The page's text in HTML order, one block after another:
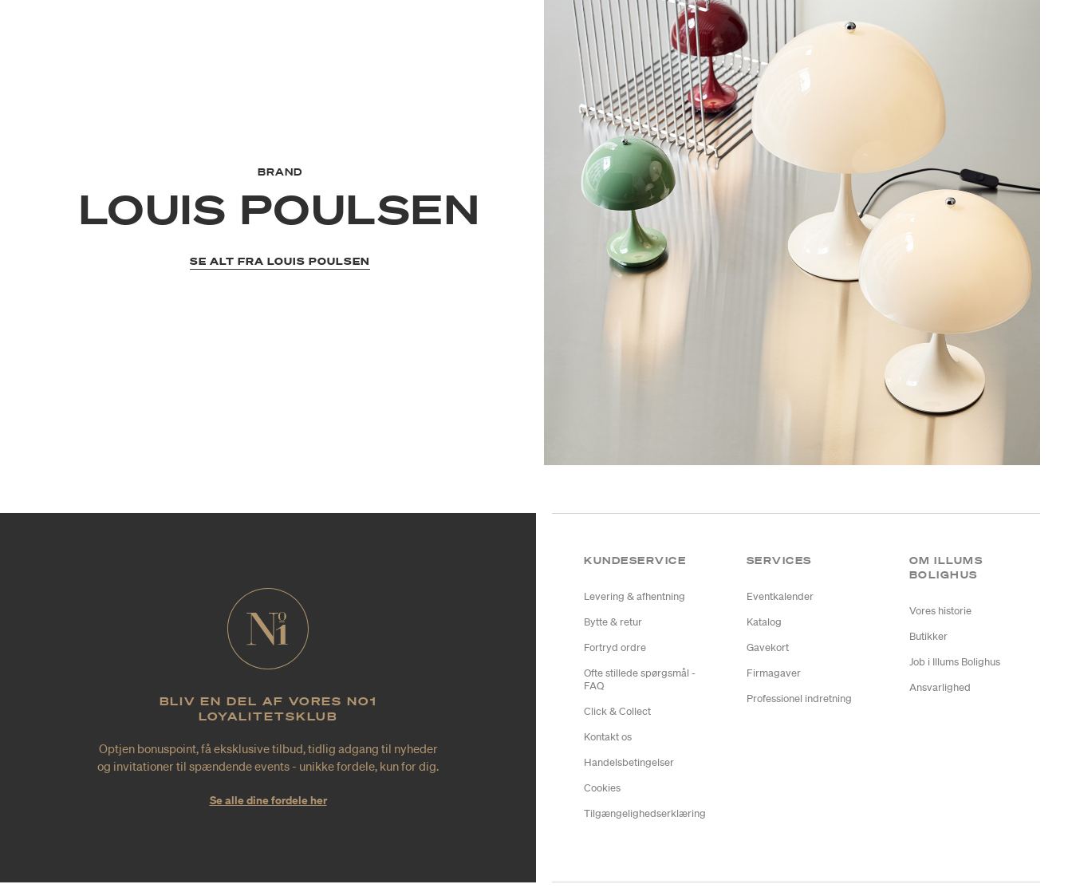
BRAND
LOUIS POULSEN
SE ALT FRA LOUIS POULSEN
BLIV EN DEL AF VORES NO1
LOYALITETSKLUB
Optjen bonuspoint, få eksklusive tilbud, tidlig adgang til nyheder
og invitationer til spændende events - unikke fordele, kun for dig.
Se alle dine fordele her
KUNDESERVICE
Levering & afhentning
Bytte & retur
Fortryd ordre
Ofte stillede spørgsmål -
FAQ
Click & Collect
Kontakt os
Handelsbetingelser
Cookies
Tilgængelighedserklæring
SERVICES
Eventkalender
Katalog
Gavekort
Firmagaver
Professionel indretning
OM ILLUMS
BOLIGHUS
Vores historie
Butikker
Job i Illums Bolighus
Ansvarlighed